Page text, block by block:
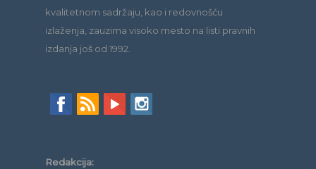
kvalitetnom sadržaju, kao i redovnošću
izlaženja, zauzima visoko mesto na listi pravnih
izdanja još od 1992.
Redakcija: